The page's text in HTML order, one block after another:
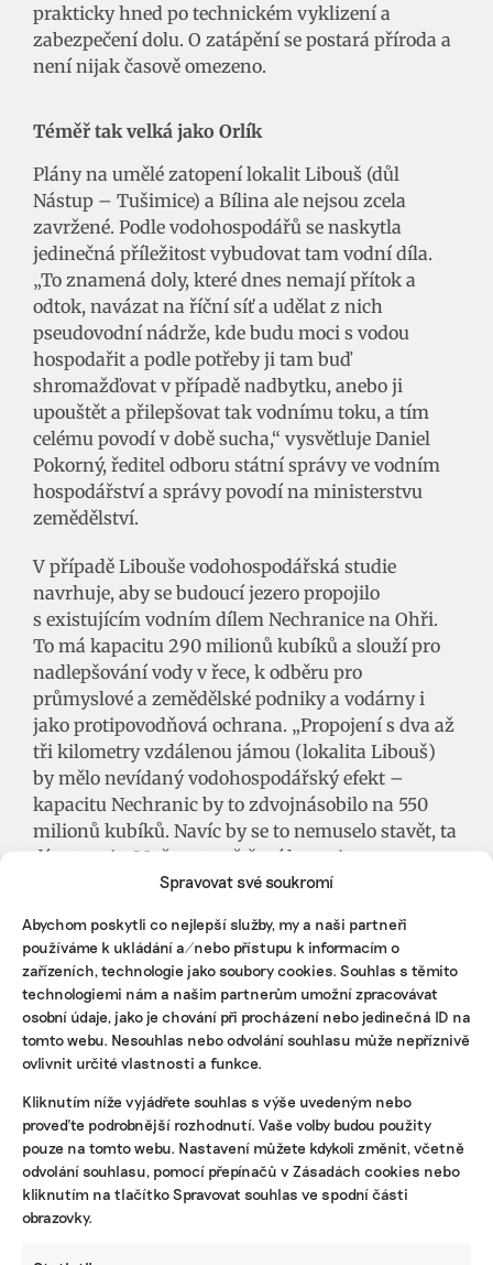
Spravovat své soukromí
Abychom poskytli co nejlepší služby, my a naši partneři
používáme k ukládání a/nebo přístupu k informacím o
zařízeních, technologie jako soubory cookies. Souhlas s těmito
technologiemi nám a našim partnerům umožní zpracovávat
osobní údaje, jako je chování při procházení nebo jedinečná ID na
tomto webu. Nesouhlas nebo odvolání souhlasu může nepříznivě
ovlivnit určité vlastnosti a funkce.
Kliknutím níže vyjádřete souhlas s výše uvedeným nebo
proveďte podrobnější rozhodnutí. Vaše volby budou použity
pouze na tomto webu. Nastavení můžete kdykoli změnit, včetně
odvolání souhlasu, pomocí přepínačů v Zásadách cookies nebo
kliknutím na tlačítko Spravovat souhlas ve spodní části
obrazovky.
prakticky hned po technickém vyklizení a
zabezpečení dolu. O zatápění se postará příroda a
není nijak časově omezeno.
Téměř tak velká jako Orlík
Plány na umělé zatopení lokalit Libouš (důl
Nástup – Tušimice) a Bílina ale nejsou zcela
zavržené. Podle vodohospodářů se naskytla
jedinečná příležitost vybudovat tam vodní díla.
„To znamená doly, které dnes nemají přítok a
odtok, navázat na říční síť a udělat z nich
pseudovodní nádrže, kde budu moci s vodou
hospodařit a podle potřeby ji tam buď
shromažďovat v případě nadbytku, anebo ji
upouštět a přilepšovat tak vodnímu toku, a tím
celému povodí v době sucha,“ vysvětluje Daniel
Pokorný, ředitel odboru státní správy ve vodním
hospodářství a správy povodí na ministerstvu
zemědělství.
V případě Libouše vodohospodářská studie
navrhuje, aby se budoucí jezero propojilo
s existujícím vodním dílem Nechranice na Ohři.
To má kapacitu 290 milionů kubíků a slouží pro
nadlepšování vody v řece, k odběru pro
průmyslové a zemědělské podniky a vodárny i
jako protipovodňová ochrana. „Propojení s dva až
tři kilometry vzdálenou jámou (lokalita Libouš)
by mělo nevídaný vodohospodářský efekt –
kapacitu Nechranic by to zdvojnásobilo na 550
milionů kubíků. Navíc by se to nemuselo stavět, ta
díra tam je. Možnost zvětšení kapacity
současného vodního zdroje je
příležitost,“ popisuje Pokorný. Největší vodní dílo u
nás, nádrž Orlík, má kapacitu 700 milionů
kubíků.
Propojení by mohlo vést tunelem, nicméně to by
nezvýšilo protipovodňovou ochranu pod vodním
nedokázaly rychle vyrovnat. Druhou variantou
propojení je otevřené koryto, které by podle
prvotních odhadů stálo zhruba 20 miliard korun.
Záleželo by mimo jiné na parametrech kanálu.